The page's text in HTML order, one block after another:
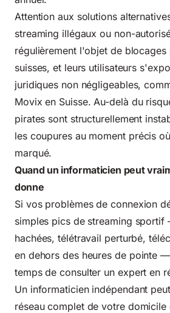
Attention aux solutions
streaming illégaux ou non-
régulièrement l'objet de blocages
suisses, et leurs utilisateurs
juridiques non négligeables,
Movix en Suisse. Au-delà du
pirates sont structurellement
les coupures au moment précis
marqué.
Quand un informaticien peut
donne
Si vos problèmes de connexion
simples pics de streaming
hachées, télétravail perturbé,
en dehors des heures de pointe
temps de consulter un expert en
Un informaticien indépendant
réseau complet de votre